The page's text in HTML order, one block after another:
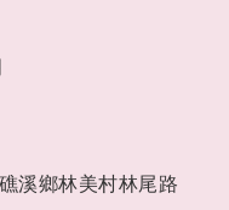
溪鄉林美村林尾路